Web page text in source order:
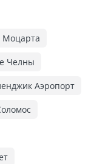
Моцарта
Челны
Аэропорт